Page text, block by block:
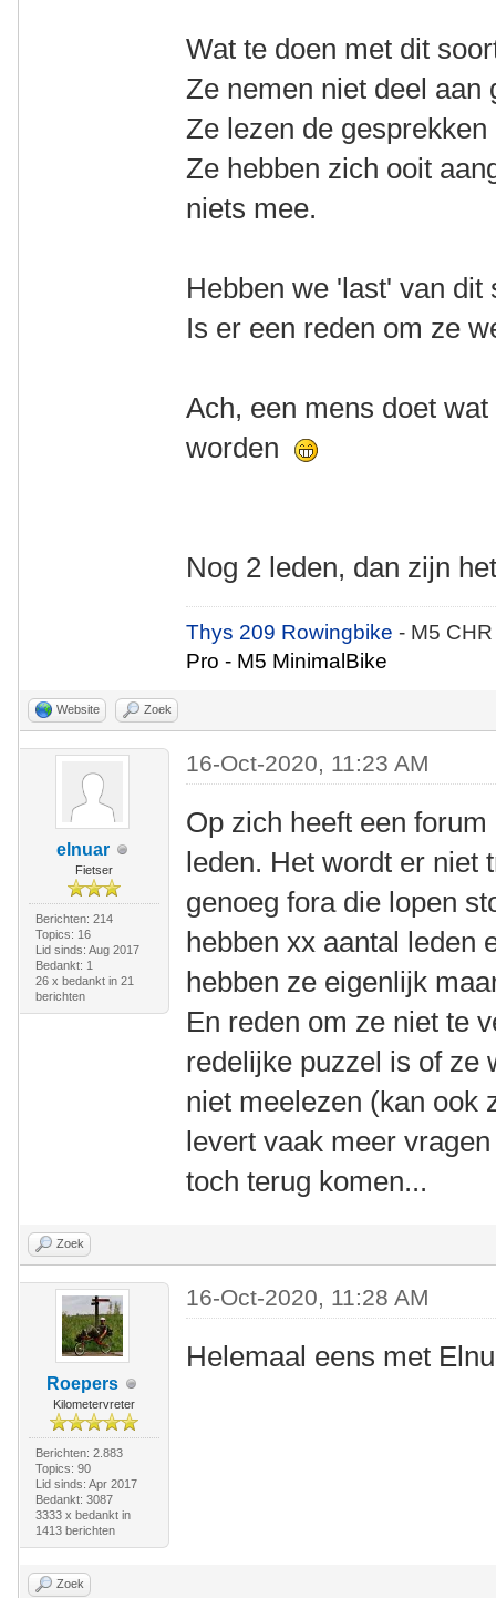
Wat te doen met dit
Ze nemen niet deel aan
Ze lezen de gesprekken
Ze hebben zich ooit
niets mee.
Hebben we 'last' van dit
Is er een reden om ze
Ach, een mens doet
worden
Nog 2 leden, dan zijn
Thys 209 Rowingbike- M5
Pro - M5 MinimalBike
Website Zoek
elnuar
Fietser
Berichten: 214
Topics: 16
Lid sinds: Aug 2017
Bedankt: 1
26 x bedankt in 21
berichten
16-Oct-2020, 11:23 AM
Op zich heeft een
leden. Het wordt er niet
genoeg fora die lopen
hebben xx aantal leden
hebben ze eigenlijk
En reden om ze niet te
redelijke puzzel is of ze
niet meelezen (kan ook
levert vaak meer
toch terug komen...
Zoek
Roepers
Kilometervreter
Berichten: 2.883
Topics: 90
Lid sinds: Apr 2017
Bedankt: 3087
3333 x bedankt in
1413 berichten
16-Oct-2020, 11:28 AM
Helemaal eens met
Zoek